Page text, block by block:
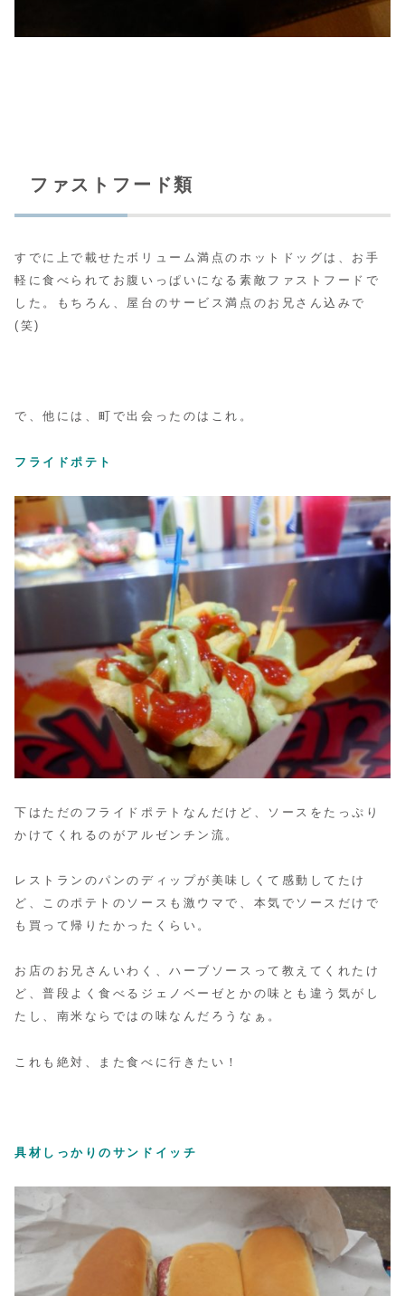
ファストフード類
すでに上で載せたボリューム満点のホットドッグは、お手
軽に食べられてお腹いっぱいになる素敵ファストフードで
した。もちろん、屋台のサービス満点のお兄さん込みで
(笑)
で、他には、町で出会ったのはこれ。
フライドポテト
下はただのフライドポテトなんだけど、ソースをたっぷり
かけてくれるのがアルゼンチン流。
レストランのパンのディップが美味しくて感動してたけ
ど、このポテトのソースも激ウマで、本気でソースだけで
も買って帰りたかったくらい。
お店のお兄さんいわく、ハーブソースって教えてくれたけ
ど、普段よく食べるジェノベーゼとかの味とも違う気がし
たし、南米ならではの味なんだろうなぁ。
これも絶対、また食べに行きたい！
具材しっかりのサンドイッチ